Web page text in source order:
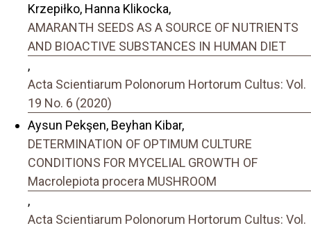
Krzepiłko, Hanna Klikocka,
AMARANTH SEEDS AS A SOURCE OF NUTRIENTS
AND BIOACTIVE SUBSTANCES IN HUMAN DIET
,
Acta Scientiarum Polonorum Hortorum Cultus: Vol.
19 No. 6 (2020)
Aysun Pekşen, Beyhan Kibar,
DETERMINATION OF OPTIMUM CULTURE
CONDITIONS FOR MYCELIAL GROWTH OF
Macrolepiota procera MUSHROOM
,
Acta Scientiarum Polonorum Hortorum Cultus: Vol.